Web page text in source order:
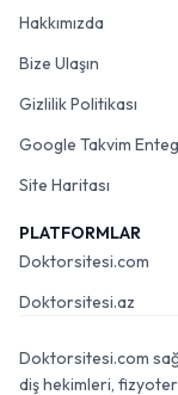
Hakkımızda
Bize Ulaşın
Gizlilik Politikası
Google Takvim
Site Haritası
PLATFORMLAR
Doktorsitesi.com
Doktorsitesi.az
Doktorsitesi.com
diş hekimleri,